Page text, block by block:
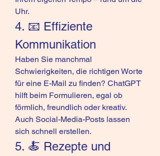
Uhr.
4. 📧 Effiziente
Kommunikation
Haben Sie manchmal
Schwierigkeiten, die richtigen Worte
für eine E-Mail zu finden? ChatGPT
hilft beim Formulieren, egal ob
förmlich, freundlich oder kreativ.
Auch Social-Media-Posts lassen
sich schnell erstellen.
5. 🍝 Rezepte und